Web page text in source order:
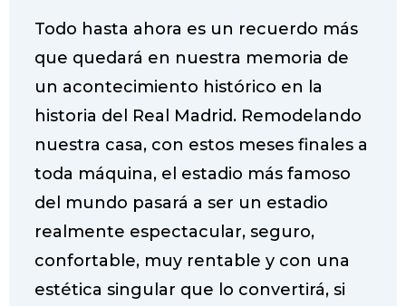
Todo hasta ahora es un recuerdo más
que quedará en nuestra memoria de
un acontecimiento histórico en la
historia del Real Madrid. Remodelando
nuestra casa, con estos meses finales a
toda máquina, el estadio más famoso
del mundo pasará a ser un estadio
realmente espectacular, seguro,
confortable, muy rentable y con una
estética singular que lo convertirá, si